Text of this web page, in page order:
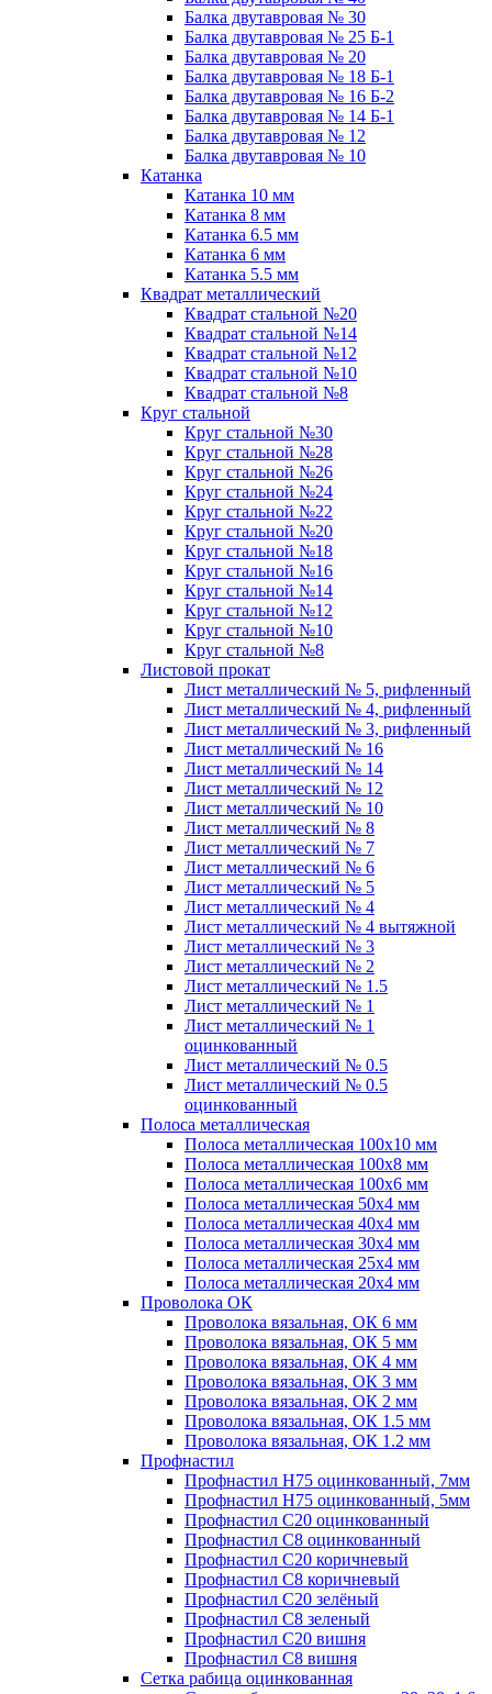
Балка двутавровая № 30
Балка двутавровая № 25 Б-1
Балка двутавровая № 20
Балка двутавровая № 18 Б-1
Балка двутавровая № 16 Б-2
Балка двутавровая № 14 Б-1
Балка двутавровая № 12
Балка двутавровая № 10
Катанка
Катанка 10 мм
Катанка 8 мм
Катанка 6.5 мм
Катанка 6 мм
Катанка 5.5 мм
Квадрат металлический
Квадрат стальной №20
Квадрат стальной №14
Квадрат стальной №12
Квадрат стальной №10
Квадрат стальной №8
Круг стальной
Круг стальной №30
Круг стальной №28
Круг стальной №26
Круг стальной №24
Круг стальной №22
Круг стальной №20
Круг стальной №18
Круг стальной №16
Круг стальной №14
Круг стальной №12
Круг стальной №10
Круг стальной №8
Листовой прокат
Лист металлический № 5, рифленный
Лист металлический № 4, рифленный
Лист металлический № 3, рифленный
Лист металлический № 16
Лист металлический № 14
Лист металлический № 12
Лист металлический № 10
Лист металлический № 8
Лист металлический № 7
Лист металлический № 6
Лист металлический № 5
Лист металлический № 4
Лист металлический № 4 вытяжной
Лист металлический № 3
Лист металлический № 2
Лист металлический № 1.5
Лист металлический № 1
Лист металлический № 1
оцинкованный
Лист металлический № 0.5
Лист металлический № 0.5
оцинкованный
Полоса металлическая
Полоса металлическая 100х10 мм
Полоса металлическая 100х8 мм
Полоса металлическая 100х6 мм
Полоса металлическая 50х4 мм
Полоса металлическая 40х4 мм
Полоса металлическая 30х4 мм
Полоса металлическая 25х4 мм
Полоса металлическая 20х4 мм
Проволока ОК
Проволока вязальная, ОК 6 мм
Проволока вязальная, ОК 5 мм
Проволока вязальная, ОК 4 мм
Проволока вязальная, ОК 3 мм
Проволока вязальная, ОК 2 мм
Проволока вязальная, ОК 1.5 мм
Проволока вязальная, ОК 1.2 мм
Профнастил
Профнастил H75 оцинкованный, 7мм
Профнастил H75 оцинкованный, 5мм
Профнастил С20 оцинкованный
Профнастил С8 оцинкованный
Профнастил С20 коричневый
Профнастил С8 коричневый
Профнастил С20 зелёный
Профнастил С8 зеленый
Профнастил С20 вишня
Профнастил С8 вишня
Сетка рабица оцинкованная